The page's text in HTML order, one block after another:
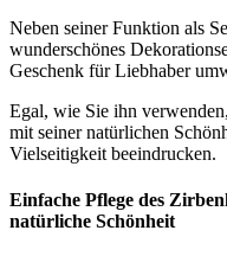
Neben seiner Funktion als
wunderschönes
Geschenk für Liebhaber
Egal, wie Sie ihn
mit seiner natürlichen
Vielseitigkeit beeindrucken.
Einfache Pflege des
natürliche Schönheit